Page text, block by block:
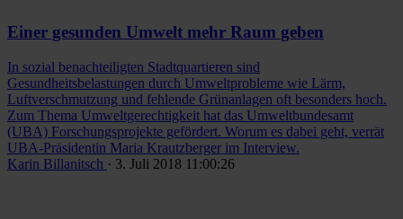
Einer gesunden Umwelt mehr Raum geben
In sozial benachteiligten Stadtquartieren sind
Gesundheitsbelastungen durch Umweltprobleme wie Lärm,
Luftverschmutzung und fehlende Grünanlagen oft besonders hoch.
Zum Thema Umweltgerechtigkeit hat das Umweltbundesamt
(UBA) Forschungsprojekte gefördert. Worum es dabei geht, verrät
UBA-Präsidentin Maria Krautzberger im Interview.
Karin Billanitsch · 3. Juli 2018 11:00:26